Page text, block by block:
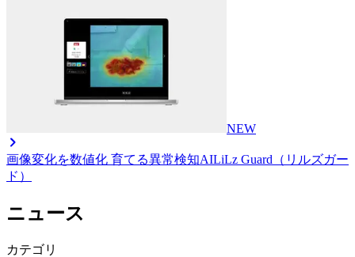
NEW
画像変化を数値化 育てる異常検知AILiLz Guard（リルズガー
ド）
ニュース
カテゴリ